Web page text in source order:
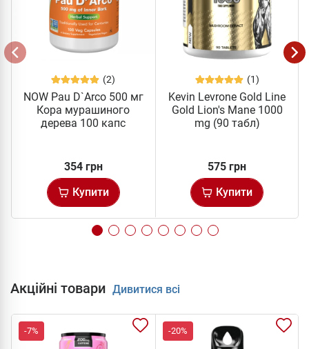
(2)
NOW Pau D`Arco 500 мг
Кора мурашиного
дерева 100 капc
354 грн
Купити
(1)
Kevin Levrone Gold Line
Gold Lion's Mane 1000
mg (90 табл)
575 грн
Купити
Акційні товари Дивитися всі
-7% -20%